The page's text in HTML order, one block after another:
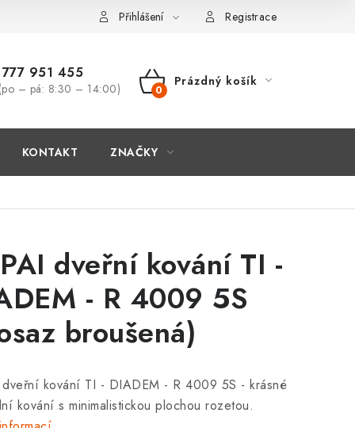
Přihlášení Registrace
777 951 455
(po – pá: 8:30 – 14:00)
NÁKUPNÍ
Prázdný košík
KONTAKT ZNAČKY
dveřní kování TI -
- R 4009 5S
broušená)
dveřní kování TI - DIADEM - R 4009 5S - krásné
kování s minimalistickou plochou rozetou.